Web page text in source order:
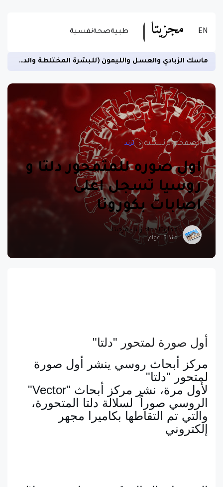
EN طبيةصحةنفسية
ماسك الزبادي والعسل والليمون (للبشرة المختلطة والدهنية)
الصفحة الرئيسية ترند
اول صوره للمتمحور دلتا و
روسيا تسجل اعلى
اصابات بكورونا
مجازيتا - ماجازيتا - مزجيتا
منذ 5 أعوام
أول صورة لمتحور "دلتا"
لمتحور "دلتا"
إلكتروني